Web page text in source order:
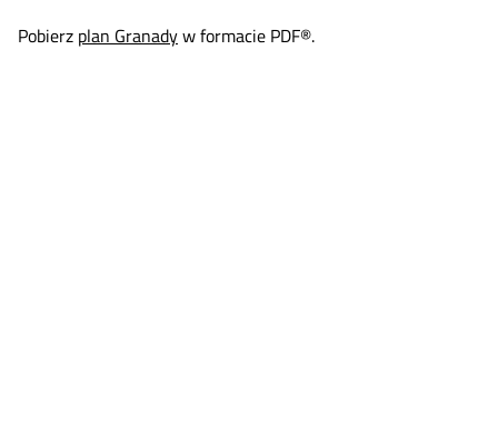
Pobierz plan Granadyw formacie PDF®.